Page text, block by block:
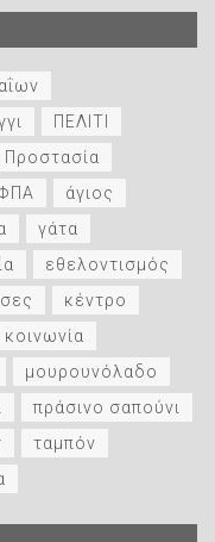
ΠΕΛΙΤΙ
Προστασία
άγιος
γάτα
εθελοντισμός
κέντρο
κοινωνία
μουρουνόλαδο
πράσινο σαπούνι
ταμπόν